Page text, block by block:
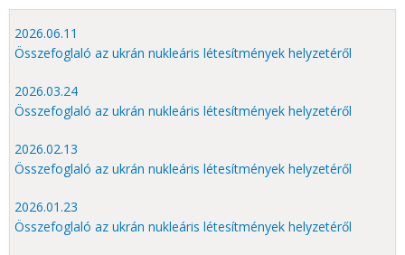
2026.06.11
Összefoglaló az ukrán nukleáris létesítmények helyzetéről
2026.03.24
Összefoglaló az ukrán nukleáris létesítmények helyzetéről
2026.02.13
Összefoglaló az ukrán nukleáris létesítmények helyzetéről
2026.01.23
Összefoglaló az ukrán nukleáris létesítmények helyzetéről